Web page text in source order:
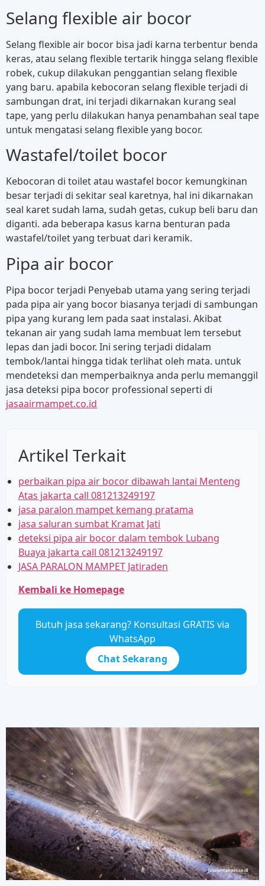
Selang flexible air bocor
Selang flexible air bocor bisa jadi karna terbentur benda
keras, atau selang flexible tertarik hingga selang flexible
robek, cukup dilakukan penggantian selang flexible
yang baru. apabila kebocoran selang flexible terjadi di
sambungan drat, ini terjadi dikarnakan kurang seal
tape, yang perlu dilakukan hanya penambahan seal tape
untuk mengatasi selang flexible yang bocor.
Wastafel/toilet bocor
Kebocoran di toilet atau wastafel bocor kemungkinan
besar terjadi di sekitar seal karetnya, hal ini dikarnakan
seal karet sudah lama, sudah getas, cukup beli baru dan
diganti. ada beberapa kasus karna benturan pada
wastafel/toilet yang terbuat dari keramik.
Pipa air bocor
Pipa bocor terjadi Penyebab utama yang sering terjadi
pada pipa air yang bocor biasanya terjadi di sambungan
pipa yang kurang lem pada saat instalasi. Akibat
tekanan air yang sudah lama membuat lem tersebut
lepas dan jadi bocor. Ini sering terjadi didalam
tembok/lantai hingga tidak terlihat oleh mata. untuk
mendeteksi dan memperbaiknya anda perlu memanggil
jasa deteksi pipa bocor professional seperti di
jasaairmampet.co.id
Artikel Terkait
perbaikan pipa air bocor dibawah lantai Menteng
Atas jakarta call 081213249197
jasa paralon mampet kemang pratama
jasa saluran sumbat Kramat Jati
deteksi pipa air bocor dalam tembok Lubang
Buaya jakarta call 081213249197
JASA PARALON MAMPET Jatiraden
Kembali ke Homepage
Butuh jasa sekarang? Konsultasi GRATIS via
WhatsApp
Chat Sekarang